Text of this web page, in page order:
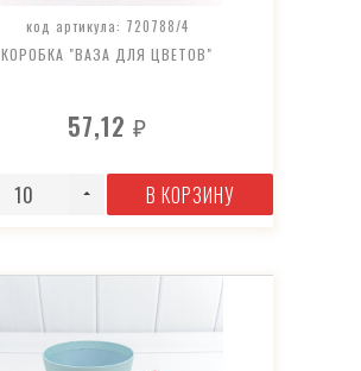
код артикула: 720788/4
КОРОБКА "ВАЗА ДЛЯ ЦВЕТОВ"
57,12 ₽
В КОРЗИНУ